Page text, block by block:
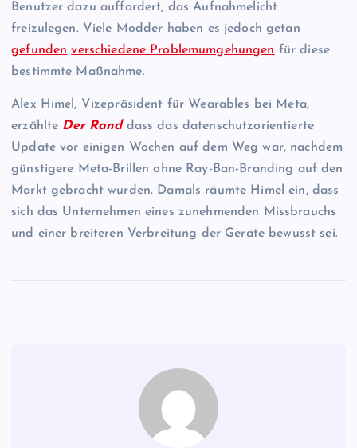
Benutzer dazu auffordert, das Aufnahmelicht
freizulegen. Viele Modder haben es jedoch getan
gefunden verschiedene Problemumgehungen für diese
bestimmte Maßnahme.
Alex Himel, Vizepräsident für Wearables bei Meta,
erzählte Der Randdass das datenschutzorientierte
Update vor einigen Wochen auf dem Weg war, nachdem
günstigere Meta-Brillen ohne Ray-Ban-Branding auf den
Markt gebracht wurden. Damals räumte Himel ein, dass
sich das Unternehmen eines zunehmenden Missbrauchs
und einer breiteren Verbreitung der Geräte bewusst sei.